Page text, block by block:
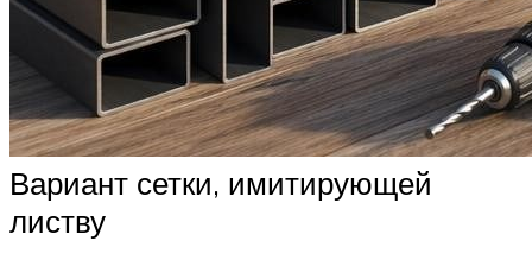
Вариант сетки, имитирующей
листву